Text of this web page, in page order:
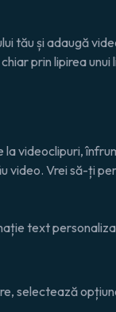
tău și adaugă
prin lipirea unui
videoclipuri,
Vrei să-ți
text
selectează